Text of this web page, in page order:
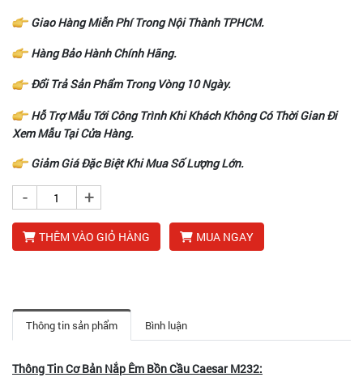
Giao Hàng Miễn Phí Trong Nội Thành TPHCM.
Hàng Bảo Hành Chính Hãng.
Đổi Trả Sản Phẩm Trong Vòng 10 Ngày.
Hỗ Trợ Mẫu Tới Công Trình Khi Khách Không Có Thời Gian Đi
Xem Mẫu Tại Cửa Hàng.
Giảm Giá Đặc Biệt Khi Mua Số Lượng Lớn.
- +
THÊM VÀO GIỎ HÀNG MUA NGAY
Thông tin sản phẩm Bình luận
Thông Tin Cơ Bản Nắp Êm Bồn Cầu Caesar M232: